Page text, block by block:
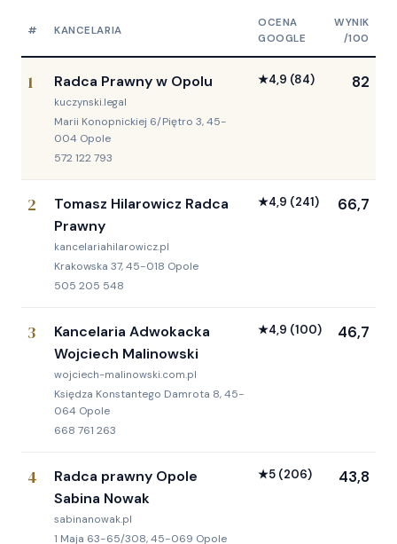
# KANCELARIA
OCENA
GOOGLE
WYNIK
/100
1 Radca Prawny w Opolu
kuczynski.legal
Marii Konopnickiej 6/Piętro 3, 45-
004 Opole
572 122 793
★4,9 (84) 82
2
Tomasz Hilarowicz ️Radca
Prawny
kancelariahilarowicz.pl
Krakowska 37, 45-018 Opole
505 205 548
★4,9 (241) 66,7
3
Kancelaria Adwokacka
Wojciech Malinowski
wojciech-malinowski.com.pl
Księdza Konstantego Damrota 8, 45-
064 Opole
668 761 263
★4,9 (100) 46,7
4
Radca prawny Opole
Sabina Nowak
sabinanowak.pl
1 Maja 63-65/308, 45-069 Opole
★5 (206) 43,8